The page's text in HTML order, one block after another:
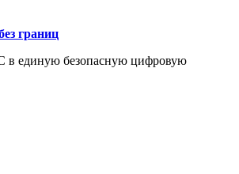
границ
в единую безопасную цифровую